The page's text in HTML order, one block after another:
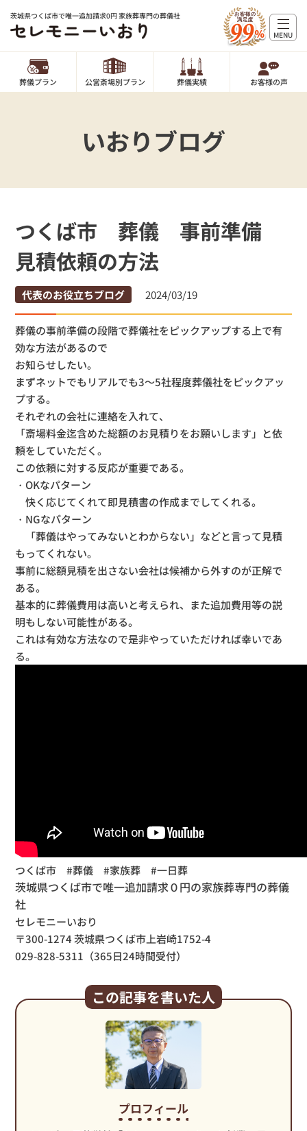
茨城県つくば市で唯一追加請求0円 家族葬専門の葬儀社
葬儀プラン 公営斎場別プラン 葬儀実績 お客様の声
MENU
いおりブログ
つくば市 葬儀 事前準備
見積依頼の方法
代表のお役立ちブログ 2024/03/19
葬儀の事前準備の段階で葬儀社をピックアップする上で有
効な方法があるので
お知らせしたい。
まずネットでもリアルでも3～5社程度葬儀社をピックアッ
プする。
それぞれの会社に連絡を入れて、
「斎場料金迄含めた総額のお見積りをお願いします」と依
頼をしていただく。
この依頼に対する反応が重要である。
・OKなパターン
快く応じてくれて即見積書の作成までしてくれる。
・NGなパターン
「葬儀はやってみないとわからない」などと言って見積
もってくれない。
事前に総額見積を出さない会社は候補から外すのが正解で
ある。
基本的に葬儀費用は高いと考えられ、また追加費用等の説
明もしない可能性がある。
これは有効な方法なので是非やっていただければ幸いであ
る。
つくば市 #葬儀 #家族葬 #一日葬
茨城県つくば市で唯一追加請求０円の家族葬専門の葬儀
社
セレモニーいおり
〒300-1274 茨城県つくば市上岩崎1752-4
029-828-5311（365日24時間受付）
この記事を書いた人
プロフィール